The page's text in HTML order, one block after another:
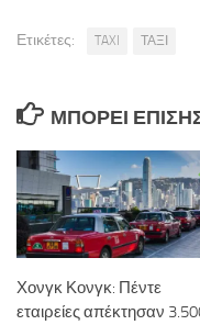
Ετικέτες: TAXI ΤΑΞΙ
ΜΠΟΡΕΊ
Χονγκ Κονγκ: Πέντε
εταιρείες απέκτησαν